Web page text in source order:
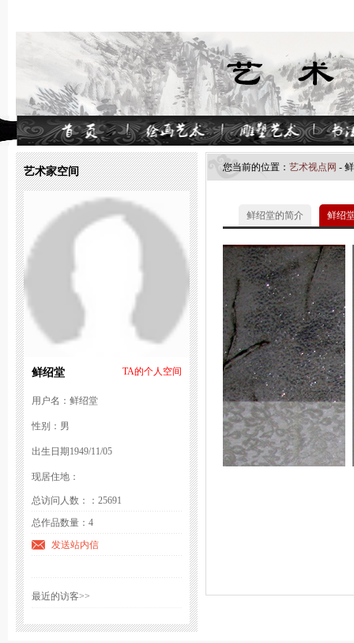
艺术家空间
鲜绍堂 TA的个人空间
用户名：鲜绍堂
性别：男
出生日期1949/11/05
现居住地：
总访问人数：：25691
总作品数量：4
发送站内信
最近的访客>>
您当前的位置： 艺术视点网 -
鲜绍堂的简介 鲜绍